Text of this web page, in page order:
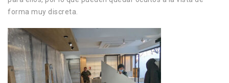
forma muy discreta.